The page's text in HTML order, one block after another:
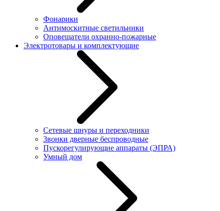
Фонарики
Антимоскитные светильники
Оповещатели охранно-пожарные
Электротовары и комплектующие
Сетевые шнуры и переходники
Звонки дверные беспроводные
Пускорегулирующие аппараты (ЭПРА)
Умный дом